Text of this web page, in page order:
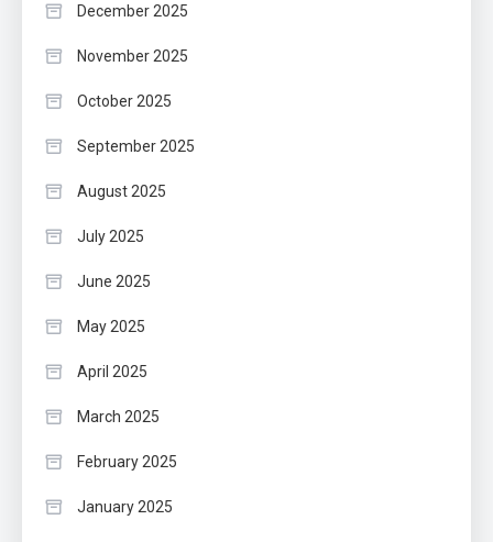
December 2025
November 2025
October 2025
September 2025
August 2025
July 2025
June 2025
May 2025
April 2025
March 2025
February 2025
January 2025